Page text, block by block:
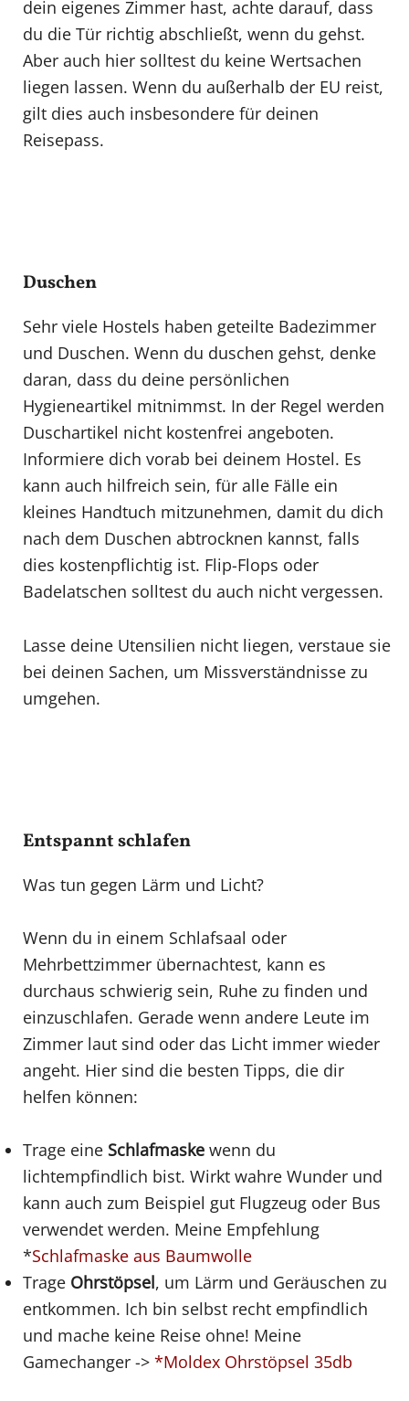
dein eigenes Zimmer hast, achte darauf, dass
du die Tür richtig abschließt, wenn du gehst.
Aber auch hier solltest du keine Wertsachen
liegen lassen. Wenn du außerhalb der EU reist,
gilt dies auch insbesondere für deinen
Reisepass.
Duschen
Sehr viele Hostels haben geteilte Badezimmer
und Duschen. Wenn du duschen gehst, denke
daran, dass du deine persönlichen
Hygieneartikel mitnimmst. In der Regel werden
Duschartikel nicht kostenfrei angeboten.
Informiere dich vorab bei deinem Hostel. Es
kann auch hilfreich sein, für alle Fälle ein
kleines Handtuch mitzunehmen, damit du dich
nach dem Duschen abtrocknen kannst, falls
dies kostenpflichtig ist. Flip-Flops oder
Badelatschen solltest du auch nicht vergessen.
Lasse deine Utensilien nicht liegen, verstaue sie
bei deinen Sachen, um Missverständnisse zu
umgehen.
Entspannt schlafen
Was tun gegen Lärm und Licht?
Wenn du in einem Schlafsaal oder
Mehrbettzimmer übernachtest, kann es
durchaus schwierig sein, Ruhe zu finden und
einzuschlafen. Gerade wenn andere Leute im
Zimmer laut sind oder das Licht immer wieder
angeht. Hier sind die besten Tipps, die dir
helfen können:
Trage eine Schlafmaskewenn du
lichtempfindlich bist. Wirkt wahre Wunder und
kann auch zum Beispiel gut Flugzeug oder Bus
verwendet werden. Meine Empfehlung
*Schlafmaske aus Baumwolle
Trage Ohrstöpsel, um Lärm und Geräuschen zu
entkommen. Ich bin selbst recht empfindlich
und mache keine Reise ohne! Meine
Gamechanger -> *Moldex Ohrstöpsel 35db